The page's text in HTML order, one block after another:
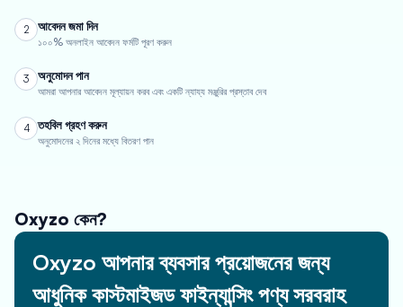
2 আবেদন জমা দিন
১০০% অনলাইন আবেদন ফর্মটি পূরণ করুন
3 অনুমোদন পান
আমরা আপনার আবেদন মূল্যায়ন করব এবং একটি ন্যায্য মঞ্জুরির প্রস্তাব দেব
4 তহবিল গ্রহণ করুন
অনুমোদনের ২ দিনের মধ্যে বিতরণ পান
Oxyzo কেন?
Oxyzo আপনার ব্যবসার প্রয়োজনের জন্য
আধুনিক কাস্টমাইজড ফাইন্যান্সিং পণ্য সরবরাহ